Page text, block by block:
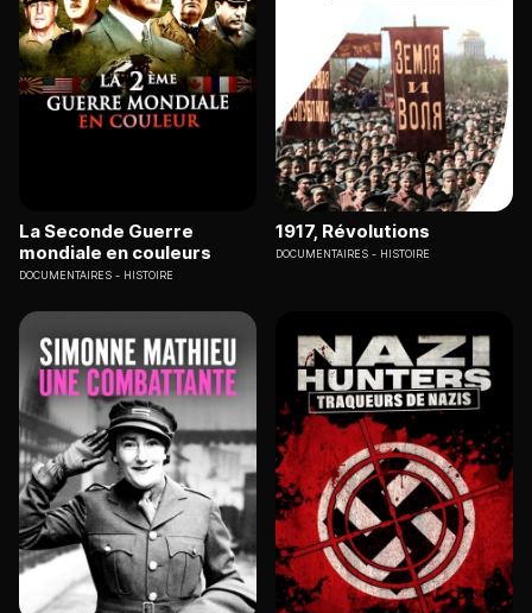
La Seconde Guerre
mondiale en couleurs
DOCUMENTAIRES HISTOIRE
1917, Révolutions
DOCUMENTAIRES HISTOIRE